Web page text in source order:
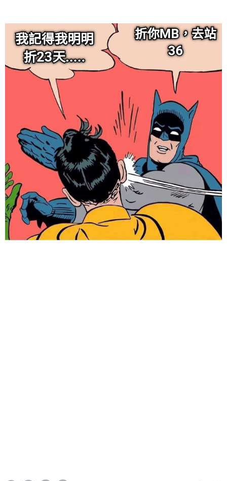
给admin打赏
2 元 5 元 10 元
20 元 50 元 自定义
付费内容
6位以上